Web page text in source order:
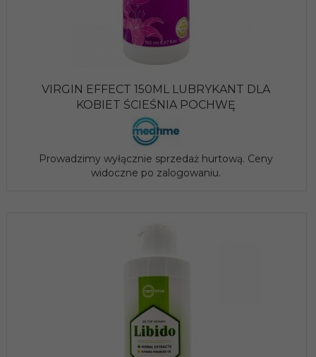
VIRGIN EFFECT 150ML LUBRYKANT DLA
KOBIET ŚCIEŚNIA POCHWĘ
Prowadzimy wyłącznie sprzedaż hurtową. Ceny
widoczne po zalogowaniu.